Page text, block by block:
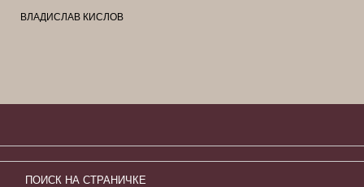
ВЛАДИСЛАВ КИСЛОВ
ПОИСК НА СТРАНИЧКЕ